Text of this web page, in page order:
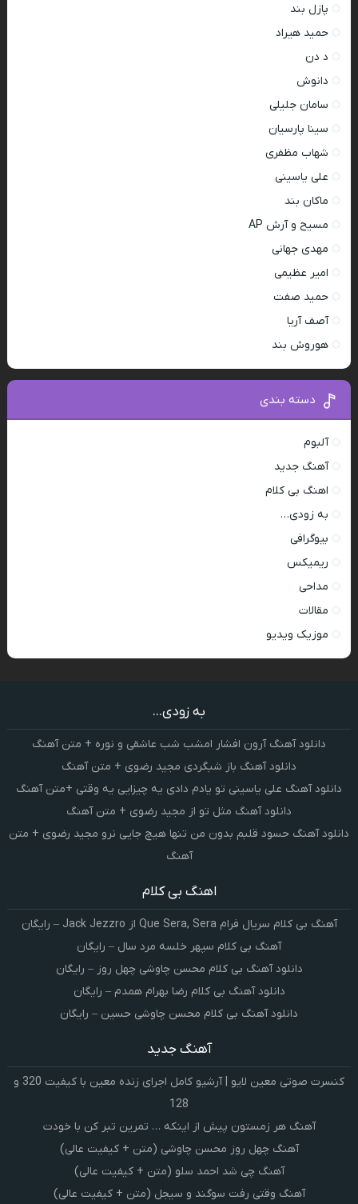
پازل بند
حمید هیراد
د دن
دانوش
سامان جلیلی
سینا پارسیان
شهاب مظفری
علی یاسینی
ماکان بند
مسیح و آرش AP
مهدی جهانی
امیر عظیمی
حمید صفت
آصف آریا
هوروش بند
دسته بندی
آلبوم
آهنگ جدید
اهنگ بی کلام
به زودی…
بیوگرافی
ریمیکس
مداحی
مقالات
موزیک ویدیو
به زودی...
دانلود آهنگ آرون افشار امشب شب عاشقی و نوره + متن آهنگ
دانلود آهنگ باز شبگردی مجید رضوی + متن آهنگ
دانلود آهنگ علی یاسینی تو یادم دادی یه چیزایی یه وقتی +متن آهنگ
دانلود آهنگ مثل تو از مجید رضوی + متن آهنگ
دانلود آهنگ حسود قلبم بدون من تنها هیچ جایی نرو مجید رضوی + متن
آهنگ
اهنگ بی کلام
آهنگ بی کلام سریال فرام Que Sera, Sera از Jack Jezzro – رایگان
آهنگ بی کلام سپهر خلسه مرد سال – رایگان
دانلود آهنگ بی کلام محسن چاوشی چهل روز – رایگان
دانلود آهنگ بی کلام رضا بهرام همدم – رایگان
دانلود آهنگ بی کلام محسن چاوشی حسین – رایگان
آهنگ جدید
کنسرت صوتی معین لایو | آرشیو کامل اجرای زنده معین با کیفیت 320 و
128
آهنگ هر زمستون پیش از اینکه … تمرین تبر کن با خودت
آهنگ چهل روز محسن چاوشی (متن + کیفیت عالی)
آهنگ چی شد احمد سلو (متن + کیفیت عالی)
آهنگ وقتی رفت سوگند و سیجل (متن + کیفیت عالی)